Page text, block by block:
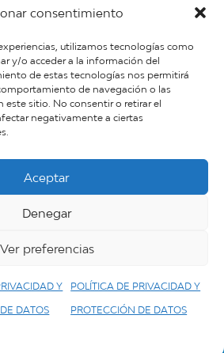
consentimiento
utilizamos tecnologías como
y/o acceder a la información del
de estas tecnologías nos permitirá
de navegación o las
este sitio. No consentir o retirar el
negativamente a ciertas
Aceptar
Denegar
Ver preferencias
Y
DATOS
POLÍTICA DE PRIVACIDAD Y
PROTECCIÓN DE DATOS
placas solares en Cambrils
Y PROTECCIÓN DE
DATOS
Quienes somos
con nosotros
| Diseño web -
Soft Optimiza Empresas